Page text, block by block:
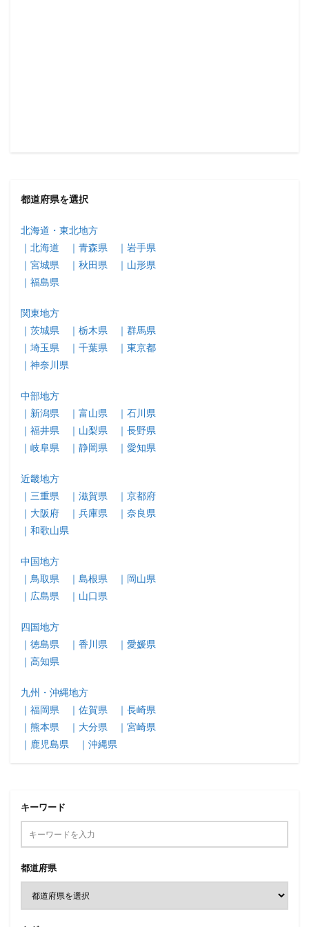
都道府県を選択
北海道・東北地方
｜北海道
｜青森県
｜岩手県
｜宮城県
｜秋田県
｜山形県
｜福島県
関東地方
｜茨城県
｜栃木県
｜群馬県
｜埼玉県
｜千葉県
｜東京都
｜神奈川県
中部地方
｜新潟県
｜富山県
｜石川県
｜福井県
｜山梨県
｜長野県
｜岐阜県
｜静岡県 ｜愛知県
近畿地方
｜三重県
｜滋賀県
｜京都府
｜大阪府
｜兵庫県
｜奈良県
｜和歌山県
中国地方
｜鳥取県
｜島根県
｜岡山県
｜広島県
｜山口県
四国地方
｜徳島県
｜香川県
｜愛媛県
｜高知県
九州・沖縄地方
｜福岡県
｜佐賀県
｜長崎県
｜熊本県
｜大分県
｜宮崎県
｜鹿児島県
｜沖縄県
キーワード
都道府県